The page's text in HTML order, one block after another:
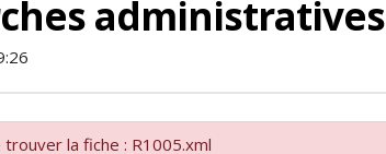
administratives
la fiche : R1005.xml